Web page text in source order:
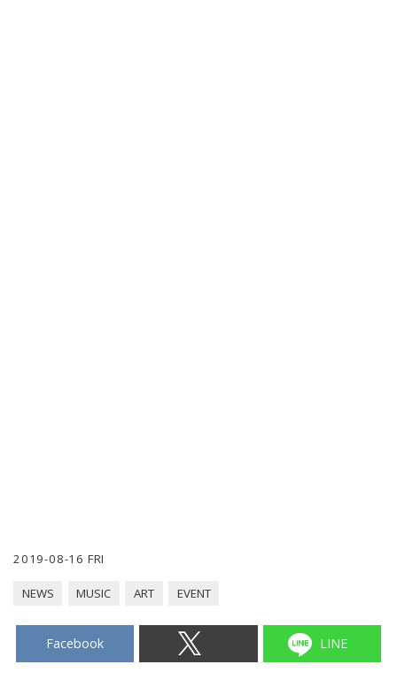
2019-08-16 FRI
NEWS MUSIC ART EVENT
Facebook LINE